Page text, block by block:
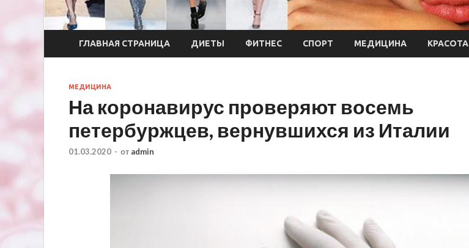
ГЛАВНАЯ СТРАНИЦА ДИЕТЫ ФИТНЕС СПОРТ МЕДИЦИНА КРАСОТА
МЕДИЦИНА
На коронавирус проверяют восемь
петербуржцев, вернувшихся из Италии
01.03.2020 - от admin